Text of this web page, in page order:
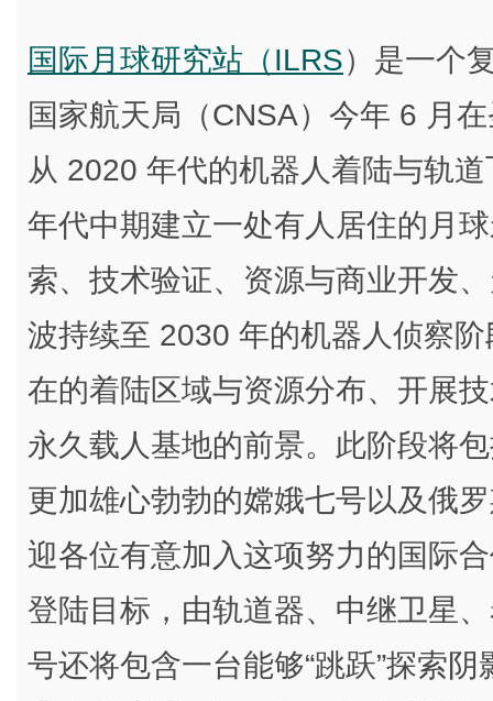
国际月球研究站（ILRS）是一个
国家航天局（CNSA）今年 6 月
从 2020 年代的机器人着陆与轨
年代中期建立一处有人居住的月
索、技术验证、资源与商业开发
波持续至 2030 年的机器人侦察
在的着陆区域与资源分布、开展
永久载人基地的前景。此阶段将
更加雄心勃勃的嫦娥七号以及俄
迎各位有意加入这项努力的国际
登陆目标，由轨道器、中继卫星
号还将包含一台能够“跳跃”探索